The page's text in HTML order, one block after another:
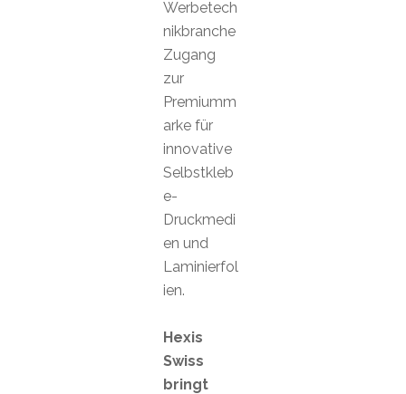
Werbetech
nikbranche
Zugang
zur
Premiumm
arke für
innovative
Selbstkleb
e-
Druckmedi
en und
Laminierfol
ien.
Hexis
Swiss
bringt